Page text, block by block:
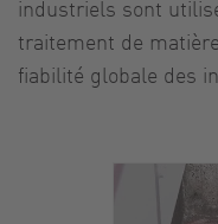
industriels sont
traitement de
fiabilité globale des